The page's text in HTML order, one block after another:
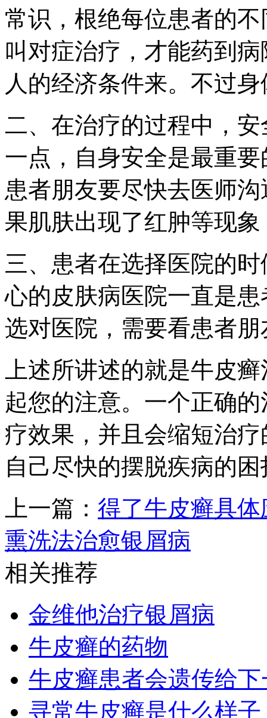
常识，根绝每位患者的
叫对症治疗，才能药到
人的经济条件来。不过
二、在治疗的过程中，
一点，自身安全是最重
患者朋友要尽快去医师
果肌肤出现了红肿等现
三、患者在选择医院的
心的皮肤病医院一直是
选对医院，需要看患者
上述所讲述的就是牛皮
起您的注意。一个正确
疗效果，并且会缩短治
自己尽快的摆脱疾病的
上一篇： 得了牛皮癣具
熏洗法治愈银屑病
相关推荐
金维他治疗银屑病
牛皮癣的药物
牛皮癣患者会遗传给
寻常牛皮癣是什么样子